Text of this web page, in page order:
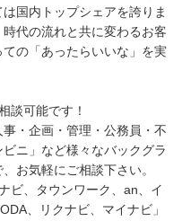
国内トップシェアを誇りま
代の流れと共に変わるお客
の「あったらいいな」を実
談可能です！
事・企画・管理・公務員・不
ニ」など様々なバックグラ
お気軽にご相談下さい。
ビ、タウンワーク、an、イ
、リクナビ、マイナビ」